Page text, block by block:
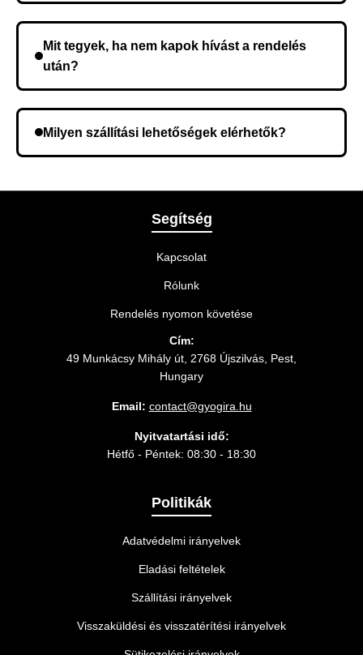
Mit tegyek, ha nem kapok hívást a rendelés
után?
meg a rendelést.
Milyen szállítási lehetőségek elérhetők?
legmegfelelőbb szállítási módot.
Segítség
Kapcsolat
Rólunk
Rendelés nyomon követése
Cím:
49 Munkácsy Mihály út, 2768 Újszilvás, Pest,
Hungary
Email: contact@gyogira.hu
Nyitvatartási idő:
Hétfő - Péntek: 08:30 - 18:30
Politikák
Adatvédelmi irányelvek
Eladási feltételek
Szállítási irányelvek
Visszaküldési és visszatérítési irányelvek